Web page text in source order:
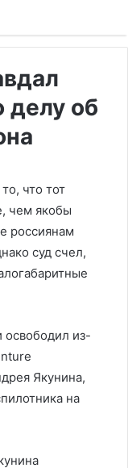
делу об
что тот
чем якобы
россиянам
суд счел,
освободил из-
Якунина,
на